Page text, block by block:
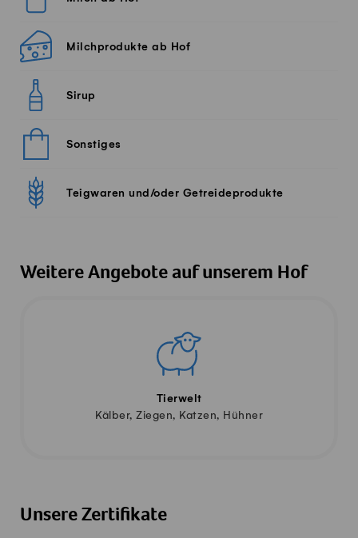
Milchprodukte ab Hof
Sirup
Sonstiges
Teigwaren und/oder Getreideprodukte
Weitere Angebote auf unserem Hof
Tierwelt
Kälber, Ziegen, Katzen, Hühner
Unsere Zertifikate